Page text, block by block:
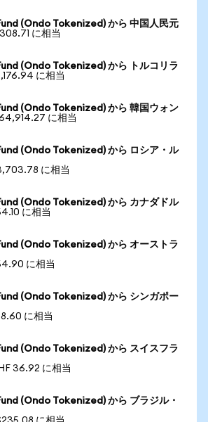
(Ondo Tokenized) から 中国人民元
に相当
(Ondo Tokenized) から トルコリラ
に相当
(Ondo Tokenized) から 韓国ウォン
に相当
(Ondo Tokenized) から ロシア・ル
に相当
(Ondo Tokenized) から カナダドル
に相当
(Ondo Tokenized) から オーストラ
に相当
(Ondo Tokenized) から シンガポー
に相当
(Ondo Tokenized) から スイスフラ
36.92 に相当
(Ondo Tokenized) から ブラジル・